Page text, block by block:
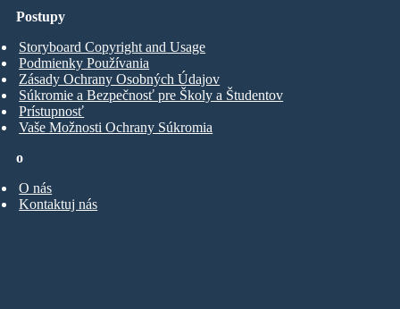
o
O nás
Kontaktuj nás
Postupy
Storyboard Copyright and Usage
Podmienky Používania
Zásady Ochrany Osobných Údajov
Súkromie a Bezpečnosť pre Školy a Študentov
Prístupnosť
Vaše Možnosti Ochrany Súkromia